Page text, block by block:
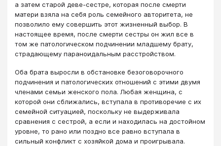
а затем старой деве-сестре, которая после смерти
матери взяла на себя роль семейного авторитета, не
позволило ему совершить этот жизненный выбор. В
настоящее время, после смерти сестры он жил все в
том же патологическом подчинении младшему брату,
страдающему параноидальным расстройством.
Оба брата выросли в обстановке безоговорочного
подчинения и патологических отношений с этими двумя
членами семьи женского пола. Любая женщина, с
которой они сближались, вступала в противоречие с их
семейной ситуацией, поскольку не выдерживала
сравнения с сестрой, а если и находилась на достойном
уровне, то рано или поздно все равно вступала в
сильный конфликт с хозяйкой дома и проигрывала.